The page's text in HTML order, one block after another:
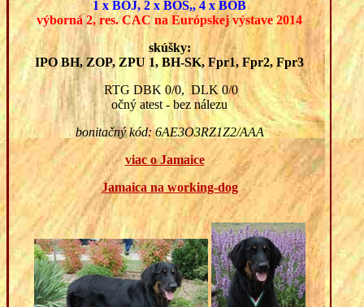
1 x BOJ, 2 x BOS,, 4 x BOB
výborná 2, res. CAC na Európskej výstave 2014
skúšky:
IPO BH, ZOP, ZPU 1, BH-SK, Fpr1, Fpr2, Fpr3
RTG DBK 0/0, DLK 0/0
očný atest - bez nálezu
bonitačný kód: 6AE3O3RZ1Z2/AAA
viac o Jamaice
Jamaica na working-dog